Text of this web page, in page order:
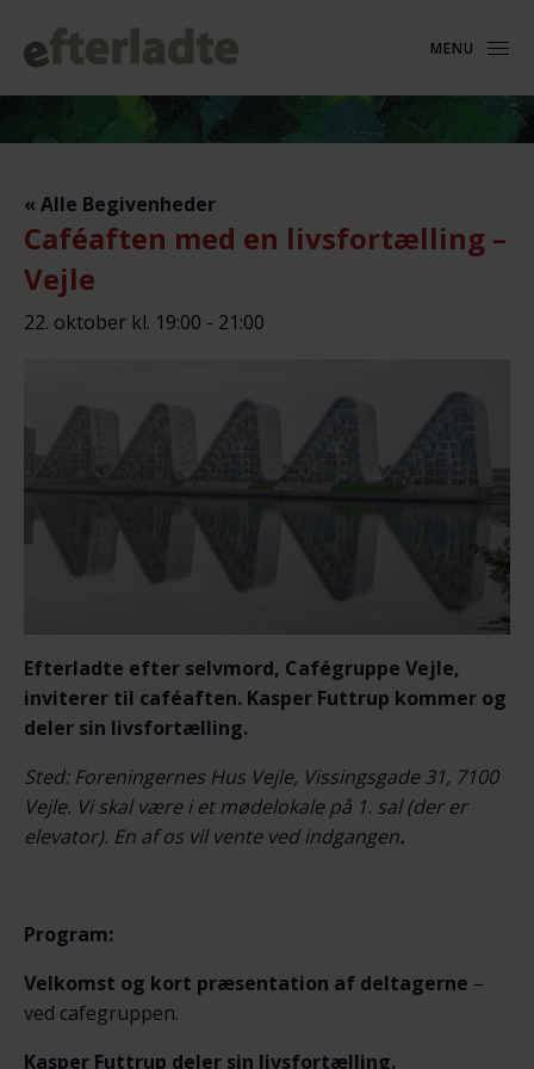
MENU
« Alle Begivenheder
Caféaften med en livsfortælling –
Vejle
22. oktober kl. 19:00 - 21:00
Efterladte efter selvmord, Cafégruppe Vejle,
inviterer til caféaften. Kasper Futtrup kommer og
deler sin livsfortælling.
Sted: Foreningernes Hus Vejle, Vissingsgade 31, 7100
Vejle. Vi skal være i et mødelokale på 1. sal (der er
elevator). En af os vil vente ved indgangen.
Program:
Velkomst og kort præsentation af deltagerne –
ved cafegruppen.
Kasper Futtrup deler sin livsfortælling.